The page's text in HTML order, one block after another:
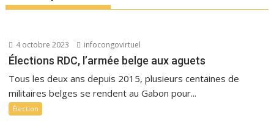
4 octobre 2023 infocongovirtuel
Élections RDC, l’armée belge aux aguets
Tous les deux ans depuis 2015, plusieurs centaines de
militaires belges se rendent au Gabon pour...
Élection